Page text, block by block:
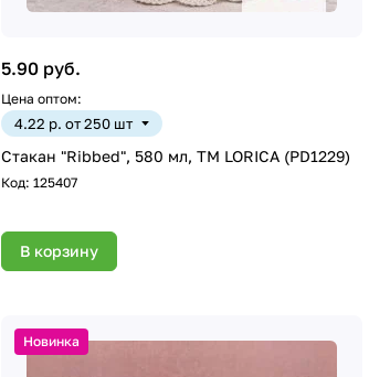
5.90 руб.
Цена оптом:
4.22 р. от 250 шт
Стакан "Ribbed", 580 мл, ТМ LORICA (PD1229)
Код: 125407
В корзину
Новинка